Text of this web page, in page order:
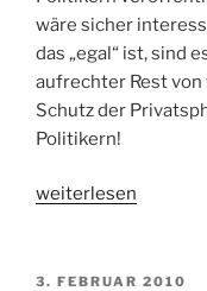
wäre sicher
das „egal“ ist, sind
aufrechter Rest
Schutz der
Politikern!
„Leon
(6.
weiterlesen
VERÖFFENTLICHT
3. FEBRUAR 2010